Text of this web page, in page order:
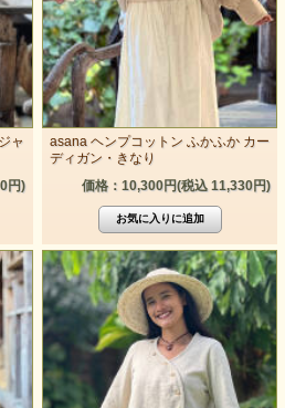
ャ
円)
asana ヘンプコットン ふかふか カー
ディガン・きなり
価格：10,300円(税込 11,330円)